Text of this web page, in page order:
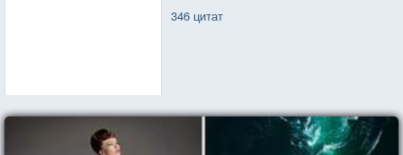
346 цитат